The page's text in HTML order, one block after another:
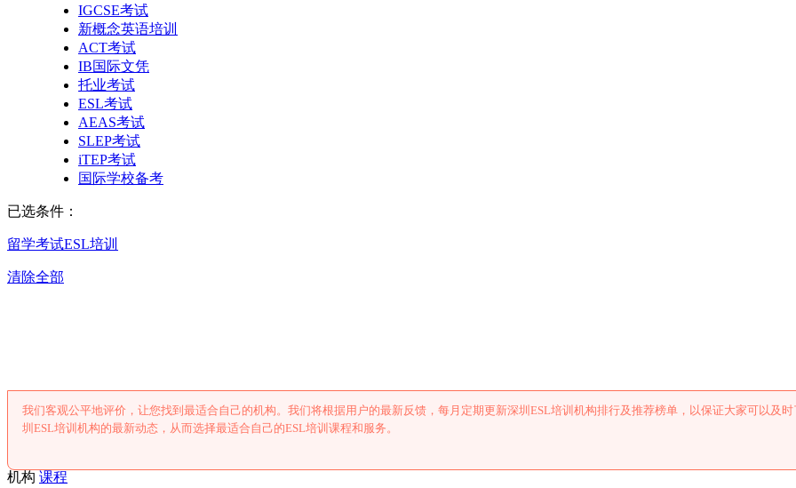
IGCSE考试
新概念英语培训
ACT考试
IB国际文凭
托业考试
ESL考试
AEAS考试
SLEP考试
iTEP考试
国际学校备考
已选条件：
留学考试ESL培训
清除全部
我们客观公平地评价，让您找到最适合自己的机构。我们将根据用户的最新反馈，每月定期更新深圳ESL培训机构排行及推荐榜单，以保证大家可以及
圳ESL培训机构的最新动态，从而选择最适合自己的ESL培训课程和服务。
机构 课程